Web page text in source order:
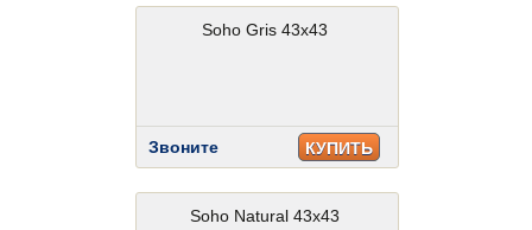
Soho Gris 43x43
Звоните КУПИТЬ
Soho Natural 43x43